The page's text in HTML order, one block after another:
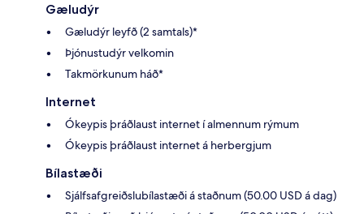
Gæludýr
Gæludýr leyfð (2 samtals)*
Þjónustudýr velkomin
Takmörkunum háð*
Internet
Ókeypis þráðlaust internet í almennum rýmum
Ókeypis þráðlaust internet á herbergjum
Bílastæði
Sjálfsafgreiðslubílastæði á staðnum (50.00 USD á dag)